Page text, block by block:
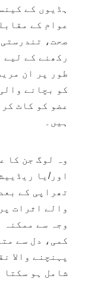
ہڈیوں کے
عوام کے
صحت،
رکھنے کے لیے
طور پر ان
کو بچانے
عضو کو کاٹ
ہیں۔
وہ لوگ جن کا
اور/یا
تھراپی کے
والے اثرات
وجہ سے ممکنہ
کمی، دل سے
پہنچنے والا
شامل ہو سکتا